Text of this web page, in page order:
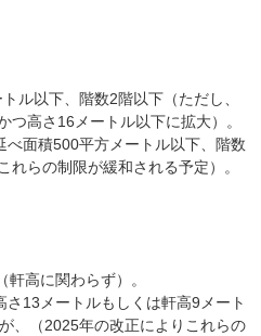
ル以下、階数2階以下（ただし、
高さ16メートル以下に拡大）。
べ面積500平方メートル以下、階数
らの制限が緩和される予定）。
高に関わらず）。
さ13メートルもしくは軒高9メート
、（2025年の改正によりこれらの